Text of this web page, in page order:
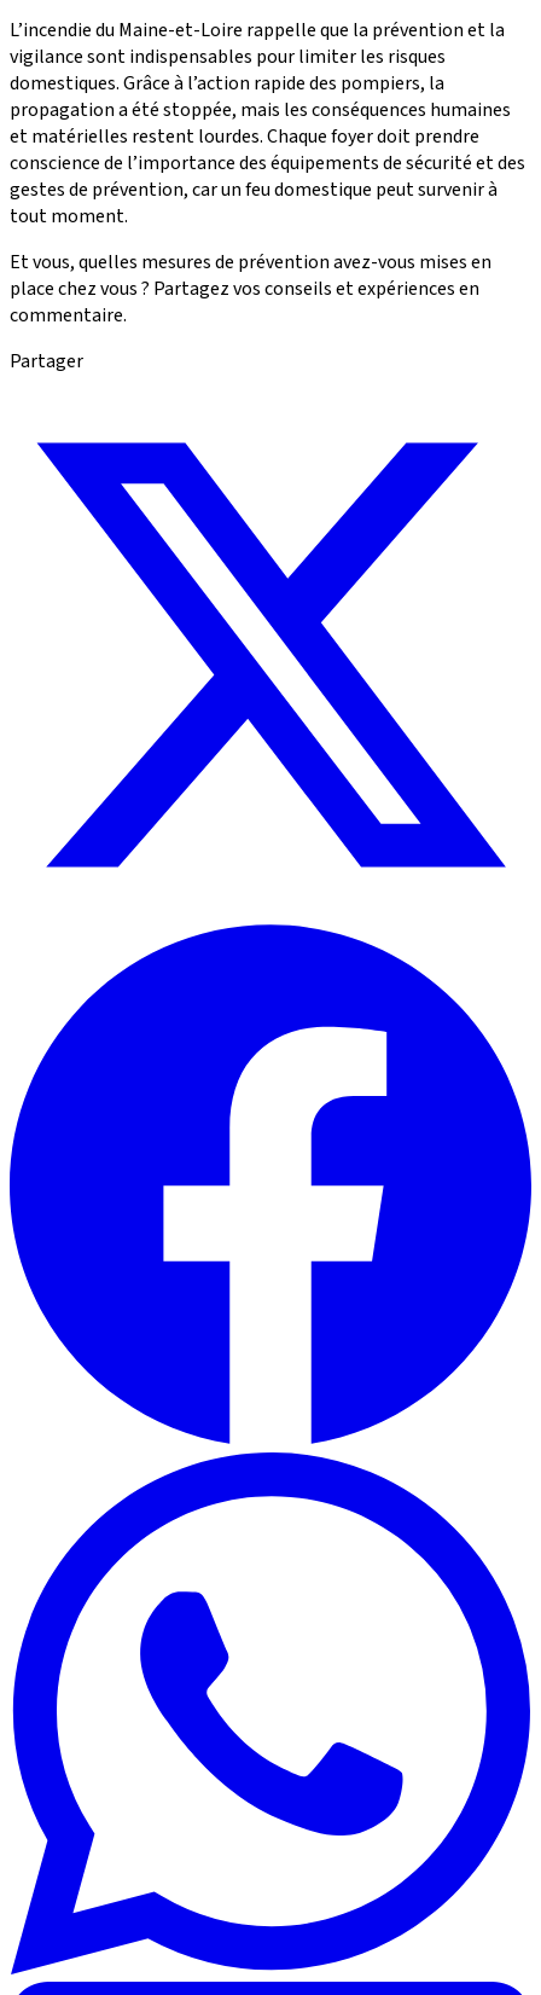
L’incendie du Maine-et-Loire rappelle que la prévention et la
vigilance sont indispensables pour limiter les risques
domestiques. Grâce à l’action rapide des pompiers, la
propagation a été stoppée, mais les conséquences humaines
et matérielles restent lourdes. Chaque foyer doit prendre
conscience de l’importance des équipements de sécurité et des
gestes de prévention, car un feu domestique peut survenir à
tout moment.
Et vous, quelles mesures de prévention avez-vous mises en
place chez vous ? Partagez vos conseils et expériences en
commentaire.
Partager